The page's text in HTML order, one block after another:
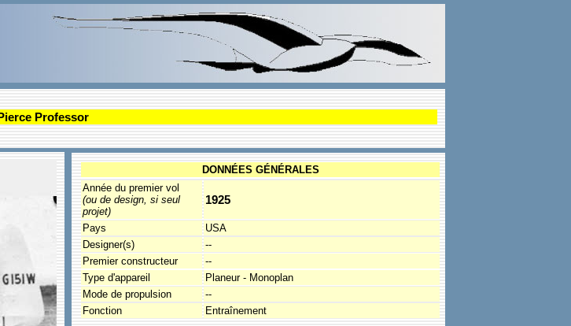
Professor
DONNÉES GÉNÉRALES
Année du premier vol
(ou de design, si seul
projet)
1925
Pays
USA
Designer(s)
--
Premier constructeur
--
Type d'appareil
Planeur - Monoplan
Mode de propulsion
--
Fonction
Entraînement